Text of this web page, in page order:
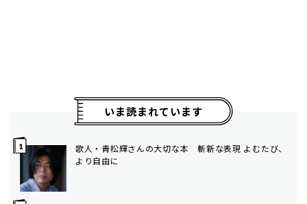
いま読まれています
歌人・青松輝さんの大切な本 斬新な表現 よむたび、
より自由に